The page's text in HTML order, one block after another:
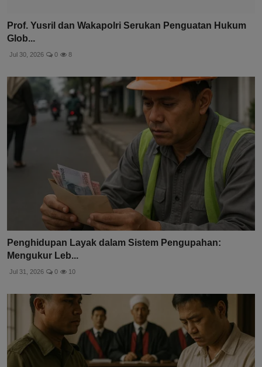
Prof. Yusril dan Wakapolri Serukan Penguatan Hukum
Glob...
Jul 30, 2026 0 8
Penghidupan Layak dalam Sistem Pengupahan:
Mengukur Leb...
Jul 31, 2026 0 10